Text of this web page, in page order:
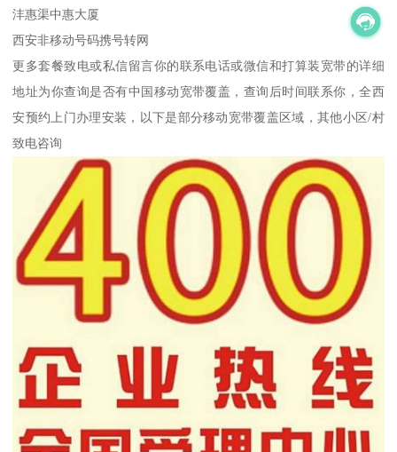
沣惠渠中惠大厦
西安非移动号码携号转网
更多套餐致电或私信留言你的联系电话或微信和打算装宽带的详细
地址为你查询是否有中国移动宽带覆盖，查询后时间联系你，全西
安预约上门办理安装，以下是部分移动宽带覆盖区域，其他小区/村
致电咨询